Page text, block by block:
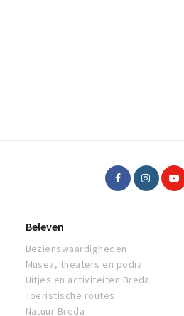
Beleven
Bezienswaardigheden
Musea, theaters en podia
Uitjes en activiteiten Breda
Toeristische routes
Natuur Breda